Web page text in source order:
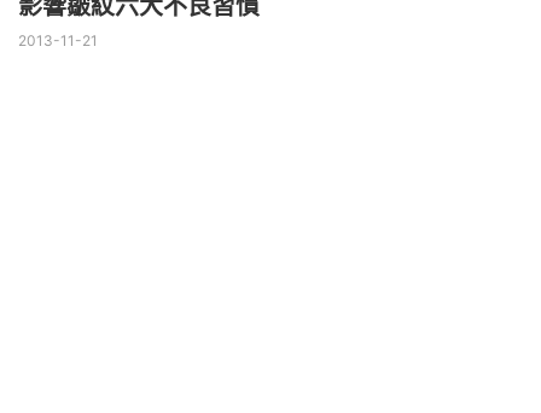
影響皺紋六大不良習慣
2013-11-21